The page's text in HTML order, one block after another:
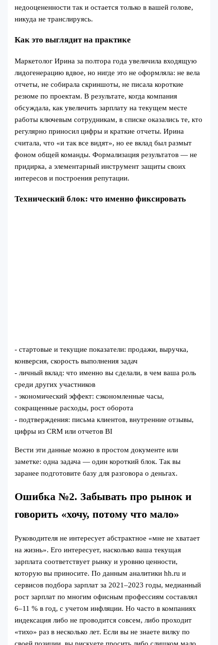
недооцененности так и остается только в вашей голове,
никуда не транслируясь.
Как это выглядит на практике
Маркетолог Ирина за полтора года увеличила входящую
лидогенерацию вдвое, но нигде это не оформляла: не вела
отчеты, не собирала скриншоты, не писала короткие
резюме по проектам. В результате, когда компания
обсуждала, как увеличить зарплату на текущем месте
работы ключевым сотрудникам, в списке оказались те, кто
регулярно приносил цифры и краткие отчеты. Ирина
считала, что «и так все видят», но ее вклад был размыт
фоном общей команды. Формализация результатов — не
придирка, а элементарный инструмент защиты своих
интересов и построения репутации.
Технический блок: что именно фиксировать
- стартовые и текущие показатели: продажи, выручка,
конверсия, скорость выполнения задач
- личный вклад: что именно вы сделали, в чем ваша роль
среди других участников
- экономический эффект: сэкономленные часы,
сокращенные расходы, рост оборота
- подтверждения: письма клиентов, внутренние отзывы,
цифры из CRM или отчетов BI
Вести эти данные можно в простом документе или
заметке: одна задача — один короткий блок. Так вы
заранее подготовите базу для разговора о деньгах.
Ошибка №2. Забывать про рынок и
говорить «хочу, потому что мало»
Руководителя не интересует абстрактное «мне не хватает
на жизнь». Его интересует, насколько ваша текущая
зарплата соответствует рынку и уровню ценности,
которую вы приносите. По данным аналитики hh.ru и
сервисов подбора зарплат за 2021–2023 годы, медианный
рост зарплат по многим офисным профессиям составлял
6–11 % в год, с учетом инфляции. Но часто в компаниях
индексация либо не проводится совсем, либо проходит
«тихо» раз в несколько лет. Если вы не знаете вилку по
своей позиции, вы рискуете просить либо слишком мало,